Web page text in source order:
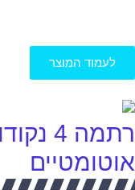
לעמוד המוצר
רתמה
אוטומטיים